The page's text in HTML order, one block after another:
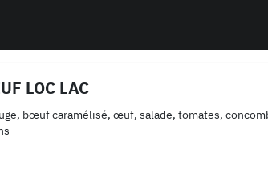
LOC LAC
bœuf caramélisé, œuf, salade, tomates,